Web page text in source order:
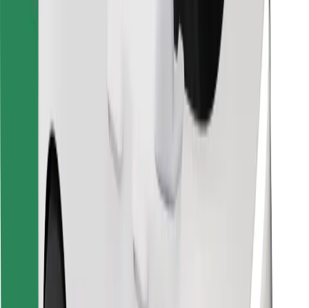
Stiahnite si aplikáciu Bolt Food